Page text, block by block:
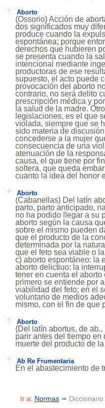
Aborto
(Ossorio) Acción de
dos significados muy
produce cuando la
espontánea; porque
derechos que hubieren
se presenta cuando la
intencional mediante
productoras de ese
supuesto, el acto puede
provocación del aborto
contrario, no será delito
prescripción médica y
la salud de la madre.
legislaciones, es el que
violada, siempre que se
sido materia de
concederse a la mujer
consecuencia de una
atenuación de la
causa, el que tiene por
soltera, que queda
cuanto la idea del honor
Aborto
(Cabanellas) Del latín
parto, parto anticipado,
no ha podido llegar a su
aborto según la causa
sobre el mismo pueden
que el producto de la
determinada por la
que el feto sea viable o
c) aborto espontáneo: la
aborto delictiuo: la
tener en cuenta el
primero se entiende por
viabilidad del feto; en el
voluntario de medios
mismo, con el fin de que
Aborto
(Del latín abortus, de
parir antes del tiempo
muerte del producto de
Ab Re Frumentaria
En el abastecimiento de
Ir a: Normas ➠